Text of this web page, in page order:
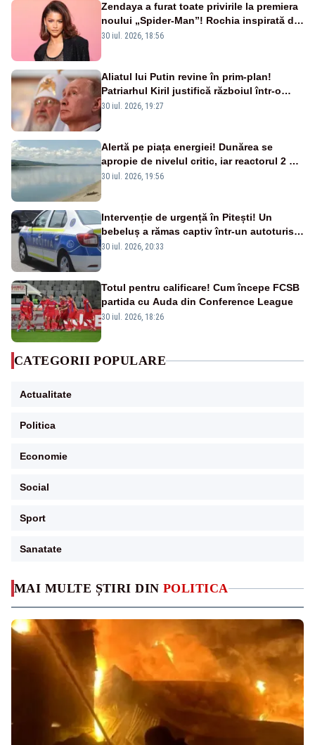
MAI MULTE ȘTIRI DIN POLITICA
Zendaya a furat toate privirile la premiera
noului „Spider-Man”! Rochia inspirată de
pânza de păianjen a făcut senzație
30 iul. 2026, 18:56
Aliatul lui Putin revine în prim-plan!
Patriarhul Kiril justifică războiul într-o
nouă carte
30 iul. 2026, 19:27
Alertă pe piața energiei! Dunărea se
apropie de nivelul critic, iar reactorul 2 de
la Cernavodă ar putea fi oprit
30 iul. 2026, 19:56
Intervenție de urgență în Pitești! Un
bebeluș a rămas captiv într-un autoturism
din cauza unei defecțiuni
30 iul. 2026, 20:33
Totul pentru calificare! Cum începe FCSB
partida cu Auda din Conference League
30 iul. 2026, 18:26
CATEGORII POPULARE
Actualitate
Politica
Economie
Social
Sport
Sanatate